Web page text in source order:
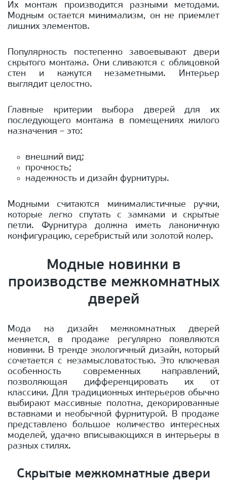
Их монтаж производится разными методами.
Модным остается минимализм, он не приемлет
лишних элементов.
Популярность постепенно завоевывают двери
скрытого монтажа. Они сливаются с облицовкой
стен и кажутся незаметными. Интерьер
выглядит целостно.
Главные критерии выбора дверей для их
последующего монтажа в помещениях жилого
назначения – это:
внешний вид;
прочность;
надежность и дизайн фурнитуры.
Модными считаются минималистичные ручки,
которые легко спутать с замками и скрытые
петли. Фурнитура должна иметь лаконичную
конфигурацию, серебристый или золотой колер.
Модные новинки в
производстве межкомнатных
дверей
Мода на дизайн межкомнатных дверей
меняется, в продаже регулярно появляются
новинки. В тренде экологичный дизайн, который
сочетается с незамысловатостью. Это ключевая
особенность современных направлений,
позволяющая дифференцировать их от
классики. Для традиционных интерьеров обычно
выбирают массивные полотна, декорированные
вставками и необычной фурнитурой. В продаже
представлено большое количество интересных
моделей, удачно вписывающихся в интерьеры в
разных стилях.
Скрытые межкомнатные двери